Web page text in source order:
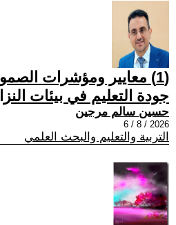
(1) معايير ومؤشرات
جودة التعليم في بيئات
حسين سالم مرجين
2026 / 8 / 6
التربية والتعليم والبحث العلمي